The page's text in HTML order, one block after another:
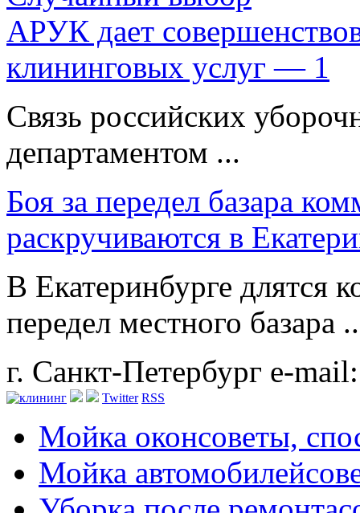
АРУК дает
клининговых услуг — 1
Связь российских
департаментом ...
Боя за передел базара
раскручиваются в
В Екатеринбурге длятся
передел местного базара
г. Санкт-Петербург e-
Twitter RSS
Мойка оконсоветы,
Мойка автомобилей